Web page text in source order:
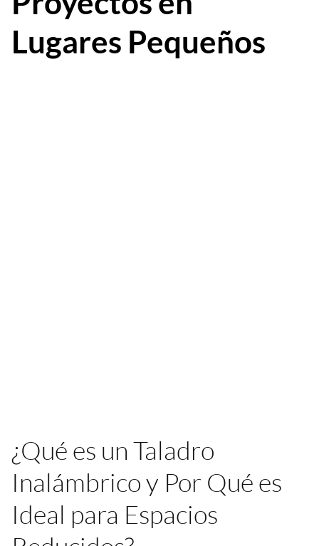
Lugares Pequeños
¿Qué es un Taladro
Inalámbrico y Por Qué es
Ideal para Espacios